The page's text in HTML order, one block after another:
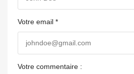
Votre email *
Votre commentaire :